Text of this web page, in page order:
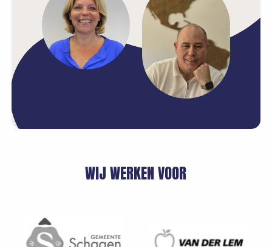
WIJ WERKEN VOOR